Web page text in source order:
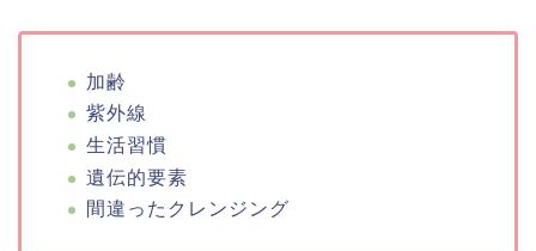
加齢
紫外線
生活習慣
遺伝的要素
間違ったクレンジング